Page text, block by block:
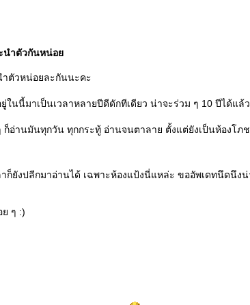
นำตัวกันหน่อ
ตัวหน่อยละกันนะคะ
ยู่ในนี้มาเป็นเวลาหลายปีดีดักทีเดียว น่าจะร่วม ๆ 10 ปีได้แล้
ก็อ่านมันทุกวัน ทุกกระทู้ อ่านจนตาลาย ตั้งแต่ยังเป็นห้องโภ
าก็ยังปลีกมาอ่านได้ เฉพาะห้องแป้งนี่แหล่ะ ขออัพเดทนึดนึง
ๆ :)